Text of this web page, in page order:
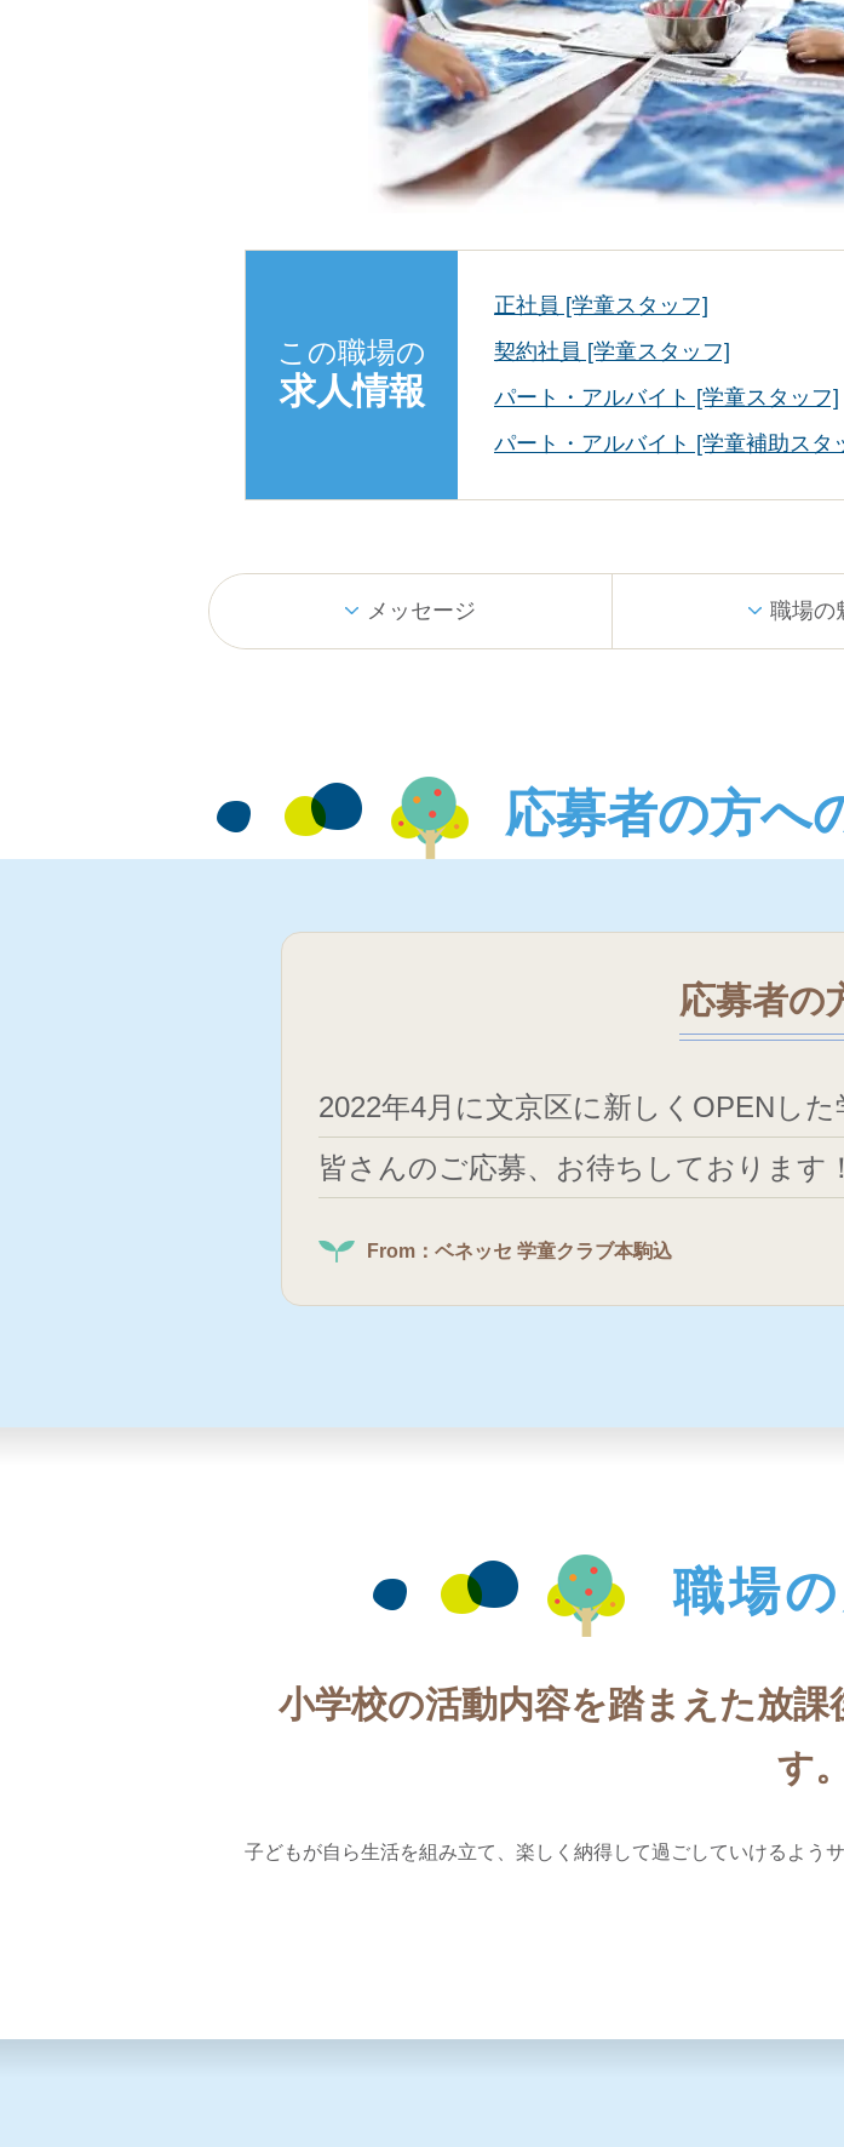
この職場の
求人情報
正社員 [学童スタッフ]
契約社員 [学童スタッフ]
パート・アルバイト [学童スタッフ]
パート・アルバイト [学童補助スタ
メッセージ 職場の
応募者の方へ
応募者の
2022年4月に文京区に新しくOPENした
皆さんのご応募、お待ちしております！
From：ベネッセ 学童クラブ本駒込
職場
小学校の活動内容を踏まえた放
す。
子どもが自ら生活を組み立て、楽しく納得して過ごしていけるよう